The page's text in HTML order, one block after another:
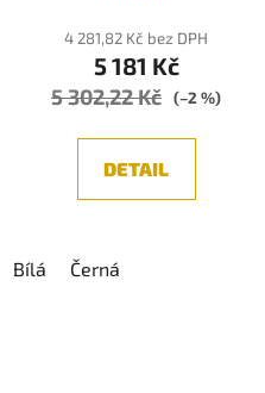
4 281,82 Kč bez DPH
5 181 Kč
5 302,22 Kč (–2 %)
DETAIL
Bílá Černá